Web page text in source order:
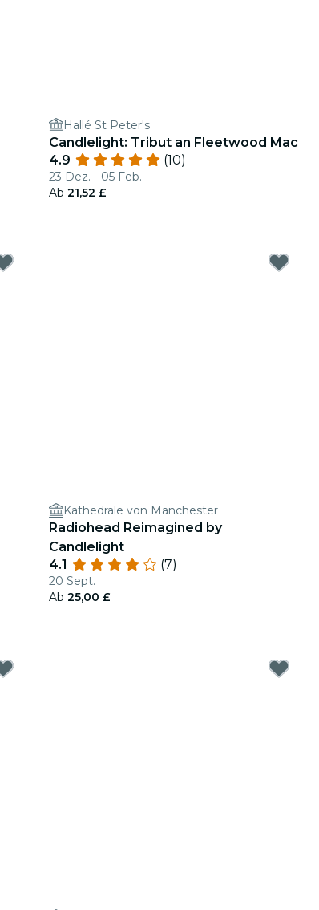
Hallé St Peter's
Candlelight: Tribut an Fleetwood Mac
4.9
(10)
23 Dez. - 05 Feb.
Ab 21,52 £
Kathedrale von Manchester
Radiohead Reimagined by
Candlelight
4.1
(7)
20 Sept.
Ab 25,00 £